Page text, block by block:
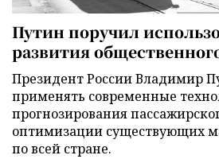
Путин поручил
развития
Президент России Владимир
применять современные
прогнозирования
оптимизации существующих
по всей стране.